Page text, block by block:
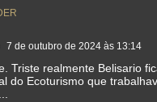
7 de outubro de 2024 às 13:14
Triste realmente Belisario
do Ecoturismo que